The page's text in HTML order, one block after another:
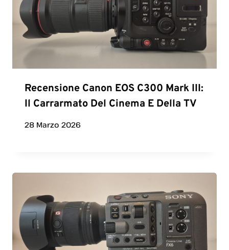
Recensione Canon EOS C300 Mark III:
Il Carrarmato Del Cinema E Della TV
28 Marzo 2026